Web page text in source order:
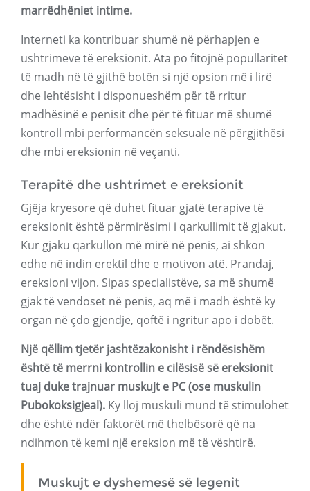
marrëdhëniet intime.
Interneti ka kontribuar shumë në përhapjen e
ushtrimeve të ereksionit. Ata po fitojnë popullaritet
të madh në të gjithë botën si një opsion më i lirë
dhe lehtësisht i disponueshëm për të rritur
madhësinë e penisit dhe për të fituar më shumë
kontroll mbi performancën seksuale në përgjithësi
dhe mbi ereksionin në veçanti.
Terapitë dhe ushtrimet e ereksionit
Gjëja kryesore që duhet fituar gjatë terapive të
ereksionit është përmirësimi i qarkullimit të gjakut.
Kur gjaku qarkullon më mirë në penis, ai shkon
edhe në indin erektil dhe e motivon atë. Prandaj,
ereksioni vijon. Sipas specialistëve, sa më shumë
gjak të vendoset në penis, aq më i madh është ky
organ në çdo gjendje, qoftë i ngritur apo i dobët.
Një qëllim tjetër jashtëzakonisht i rëndësishëm
është të merrni kontrollin e cilësisë së ereksionit
tuaj duke trajnuar muskujt e PC (ose muskulin
Pubokoksigjeal). Ky lloj muskuli mund të stimulohet
dhe është ndër faktorët më thelbësorë që na
ndihmon të kemi një ereksion më të vështirë.
Muskujt e dyshemesë së legenit